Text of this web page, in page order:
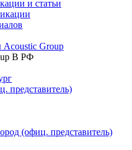
и статьи
Group
В РФ
представитель)
(офиц. представитель)